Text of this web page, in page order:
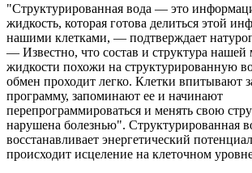
"Структурированная вода — это
жидкость, которая готова делиться этой
нашими клетками, — подтверждает
— Известно, что состав и структура нашей
жидкости похожи на структурированную
обмен проходит легко. Клетки впитывают
программу, запоминают ее и начинают
перепрограммироваться и менять свою
нарушена болезнью". Структурированная
восстанавливает энергетический
происходит исцеление на клеточном